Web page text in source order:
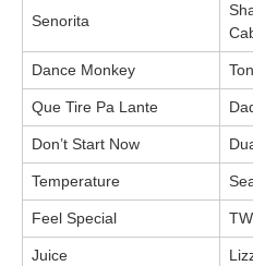
Senorita
Dance Monkey
Que Tire Pa Lante
Don’t Start Now
Temperature
Feel Special
Juice